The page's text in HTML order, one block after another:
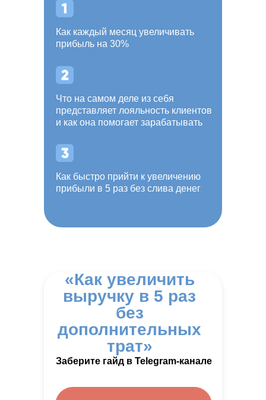
Как каждый месяц увеличивать
прибыль на 30%
Как быстро прийти к увеличению
прибыли в 5 раз без слива денег
Что на самом деле из себя
представляет лояльность клиентов
и как она помогает зарабатывать
«Как увеличить
выручку в 5 раз
без
дополнительных
трат»
Заберите гайд в Telegram-канале